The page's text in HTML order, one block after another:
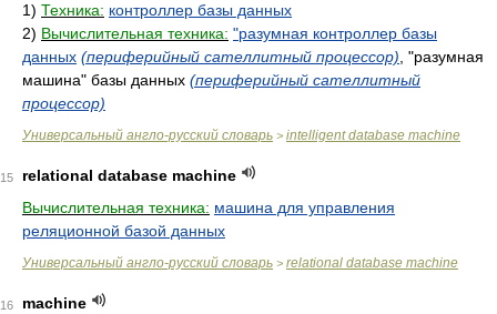
1) Техника: контроллер базы данных
2) Вычислительная техника: "разумная контроллер базы
данных (периферийный сателлитный процессор) , "разумная
машина" базы данных (периферийный сателлитный
процессор)
Универсальный англо-русский словарь > intelligent database machine
15
relational database machine
Вычислительная техника: машина для управления
реляционной базой данных
Универсальный англо-русский словарь > relational database machine
16
machine